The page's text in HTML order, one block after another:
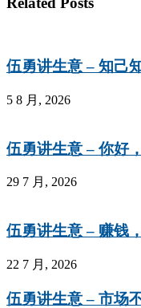
伍勇讲生意 – 知己
5 8 月, 2026
伍勇讲生意 – 你好
29 7 月, 2026
伍勇讲生意 – 赚钱
22 7 月, 2026
伍勇讲生意 – 市场